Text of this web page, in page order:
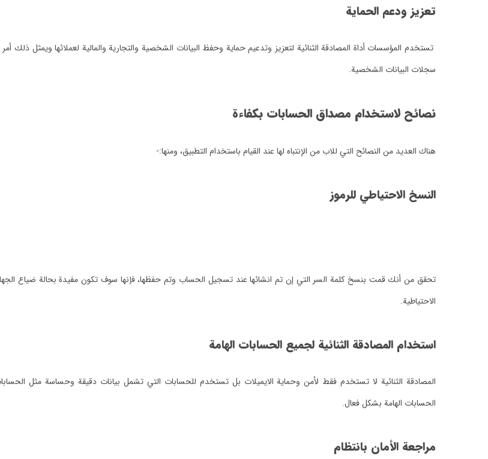
تعزيز ودعم الحماية
تستخدم المؤسسات أداة المصادقة الثنائية لتعزيز وتدعيم حماية وحفظ البيانات الشخصية والتجارية والمالية لعملائها ويمثل
سجلات البيانات الشخصية.
نصائح لاستخدام مصداق الحسابات بكفاءة
هناك العديد من النصائح التي للاب من الإنتباه لها عند القيام باستخدام التطبيق، ومنها:-
النسخ الاحتياطي للرموز
تحقق من أنك قمت بنسخ كلمة السر التي إن تم انشائها عند تسجيل الحساب وتم حفظها، فإنها سوف تكون مفيدة بحالة ضياع
الاحتياطية.
استخدام المصادقة الثنائية لجميع الحسابات الهامة
المصادقة الثنائية لا تستخدم فقط لأمن وحماية الايميلات بل تستخدم للحسابات التي تشمل بيانات دقيقة وحساسة مثل
الحسابات الهامة بشكل فعال.
مراجعة الأمان بانتظام